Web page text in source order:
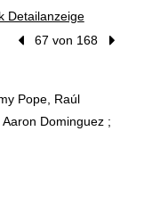
Detailanzeige
Vorheriger Treffer
67 von 168
Pope, Raúl
Dominguez ;